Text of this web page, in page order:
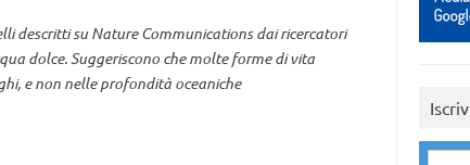
descritti su Nature Communications dai ricercatori
dolce. Suggeriscono che molte forme di vita
e non nelle profondità oceaniche